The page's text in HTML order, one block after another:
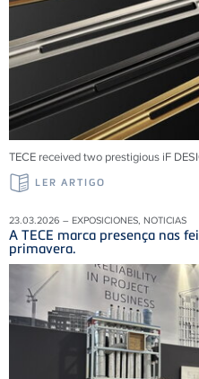
TECE received two prestigious iF
LER ARTIGO
23.03.2026 – EXPOSICIONES, NOTICIAS
A TECE marca presença nas
primavera.